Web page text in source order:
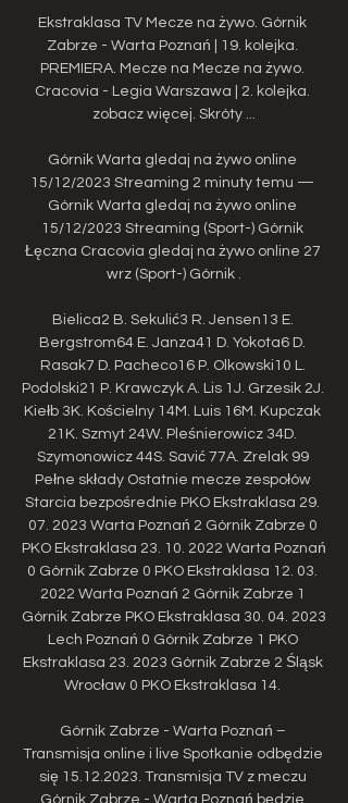
Ekstraklasa TV Mecze na żywo. Górnik
Zabrze - Warta Poznań | 19. kolejka.
PREMIERA. Mecze na Mecze na żywo.
Cracovia - Legia Warszawa | 2. kolejka.
zobacz więcej. Skróty ...
Górnik Warta gledaj na żywo online
15/12/2023 Streaming 2 minuty temu —
Górnik Warta gledaj na żywo online
15/12/2023 Streaming (Sport-) Górnik
Łęczna Cracovia gledaj na żywo online 27
wrz (Sport-) Górnik .
Bielica2 B. Sekulić3 R. Jensen13 E.
Bergstrom64 E. Janza41 D. Yokota6 D.
Rasak7 D. Pacheco16 P. Olkowski10 L.
Podolski21 P. Krawczyk A. Lis 1J. Grzesik 2J.
Kiełb 3K. Kościelny 14M. Luis 16M. Kupczak
21K. Szmyt 24W. Pleśnierowicz 34D.
Szymonowicz 44S. Savić 77A. Zrelak 99
Pełne składy Ostatnie mecze zespołów
Starcia bezpośrednie PKO Ekstraklasa 29.
07. 2023 Warta Poznań 2 Górnik Zabrze 0
PKO Ekstraklasa 23. 10. 2022 Warta Poznań
0 Górnik Zabrze 0 PKO Ekstraklasa 12. 03.
2022 Warta Poznań 2 Górnik Zabrze 1
Górnik Zabrze PKO Ekstraklasa 30. 04. 2023
Lech Poznań 0 Górnik Zabrze 1 PKO
Ekstraklasa 23. 2023 Górnik Zabrze 2 Śląsk
Wrocław 0 PKO Ekstraklasa 14.
Górnik Zabrze - Warta Poznań –
Transmisja online i live Spotkanie odbędzie
się 15.12.2023. Transmisja TV z meczu
Górnik Zabrze - Warta Poznań będzie